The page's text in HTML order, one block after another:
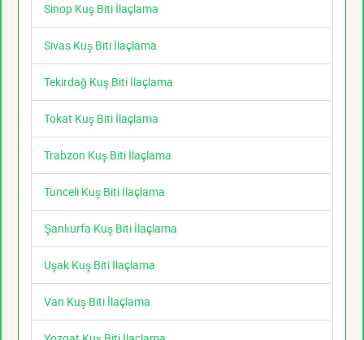
Sinop Kuş Biti İlaçlama
Sivas Kuş Biti İlaçlama
Tekirdağ Kuş Biti İlaçlama
Tokat Kuş Biti İlaçlama
Trabzon Kuş Biti İlaçlama
Tunceli Kuş Biti İlaçlama
Şanlıurfa Kuş Biti İlaçlama
Uşak Kuş Biti İlaçlama
Van Kuş Biti İlaçlama